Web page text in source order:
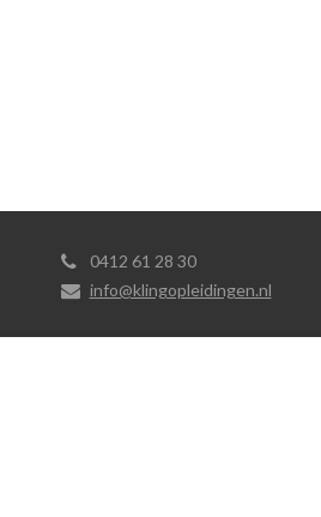
0412 61 28 30
info@klingopleidingen.nl